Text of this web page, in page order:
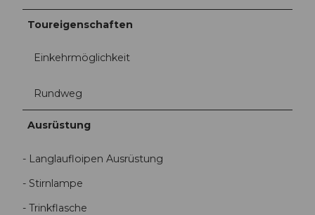
Toureigenschaften
Einkehrmöglichkeit
Rundweg
Ausrüstung
- Langlaufloipen Ausrüstung
- Stirnlampe
- Trinkflasche